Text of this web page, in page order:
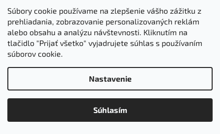
Súbory cookie používame na zlepšenie vášho zážitku z
prehliadania, zobrazovanie personalizovaných reklám
alebo obsahu a analýzu návštevnosti. Kliknutím na
tlačidlo "Prijať všetko" vyjadrujete súhlas s používaním
súborov cookie.
Nastavenie
Súhlasím
Vytvoril Shoptet
jasomzdravie.sk
vyhradené.